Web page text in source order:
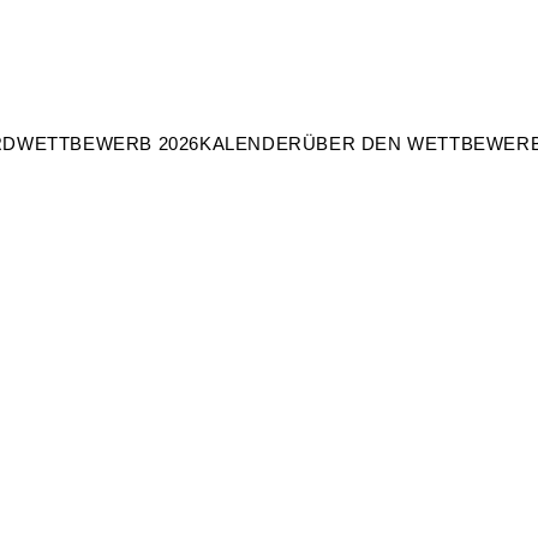
WETTBEWERB 2026KALENDERÜBER DEN